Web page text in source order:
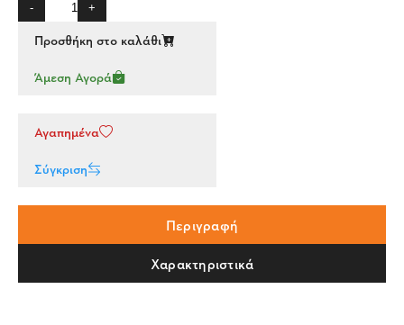
- +
Προσθήκη στο καλάθι
Άμεση Αγορά
Αγαπημένα
Σύγκριση
Περιγραφή
Χαρακτηριστικά